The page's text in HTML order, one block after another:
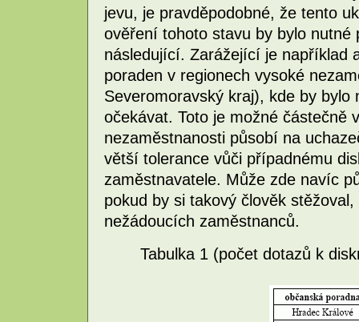
jevu, je pravděpodobné, že tento
ověření tohoto stavu by bylo
následující. Zarážející je například
poraden v regionech vysoké
Severomoravský kraj), kde by
očekávat. Toto je možné částečně
nezaměstnanosti působí na
větší tolerance vůči případnému
zaměstnavatele. Může zde navíc
pokud by si takový člověk
nežádoucích zaměstnanců.
Tabulka 1 (počet dotazů k